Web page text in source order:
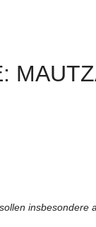
insbesondere